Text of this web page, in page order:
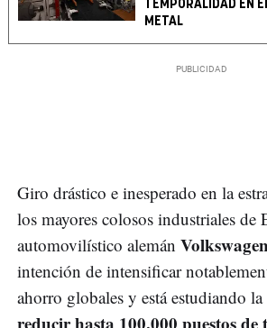
TEMPORALIDAD EN
METAL
Giro drástico e inesperado en la
los mayores colosos industriales
automovilístico alemán
intención de intensificar
ahorro globales y está estudiando